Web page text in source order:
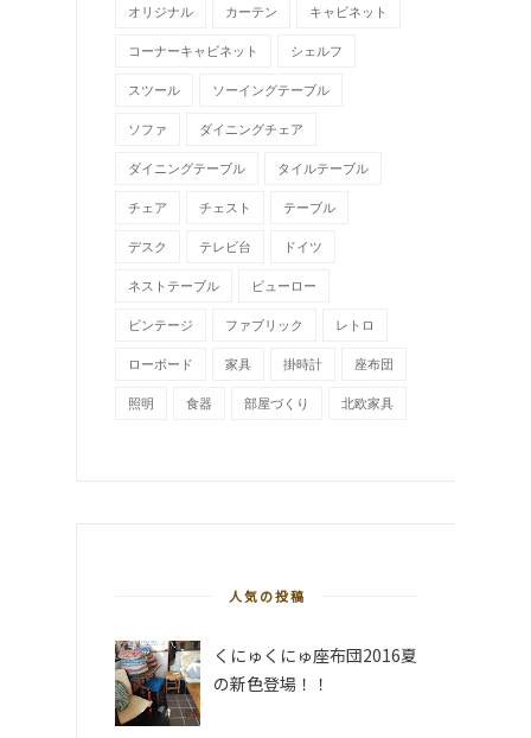
オリジナル カーテン キャビネット
コーナーキャビネット シェルフ
スツール ソーイングテーブル
ソファ ダイニングチェア
ダイニングテーブル タイルテーブル
チェア チェスト テーブル
デスク テレビ台 ドイツ
ネストテーブル ビューロー
ビンテージ ファブリック レトロ
ローボード 家具 掛時計 座布団
照明 食器 部屋づくり 北欧家具
人気の投稿
くにゅくにゅ座布団2016夏
の新色登場！！